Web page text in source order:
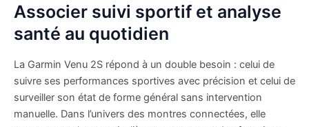
Associer suivi sportif et analyse
santé au quotidien
La Garmin Venu 2S répond à un double besoin : celui de
suivre ses performances sportives avec précision et celui de
surveiller son état de forme général sans intervention
manuelle. Dans l’univers des montres connectées, elle